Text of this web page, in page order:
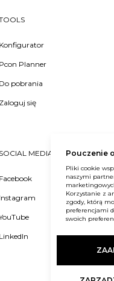
Konfigurator
Pcon Planner
Do pobrania
Zaloguj się
SOCIAL MEDIA
Facebook
Instagram
LinkedIn
Pouczenie
Pliki cookie
naszymi
Korzystanie z
zgody, którą
preferencjami
swoich